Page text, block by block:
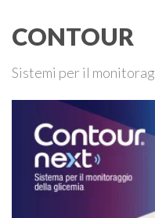
CONTOUR
Sistemi per il